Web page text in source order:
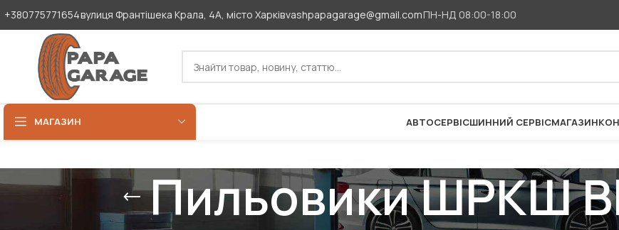
+380775771654вулиця Франтішека Крала, 4А, місто Харківvashpapagarage@gmail.comПН-НД 08:00-18:00
МАГАЗИН АВТОСЕРВІСШИННИЙ СЕРВІСМАГАЗИН
Пильовики ШРКШ